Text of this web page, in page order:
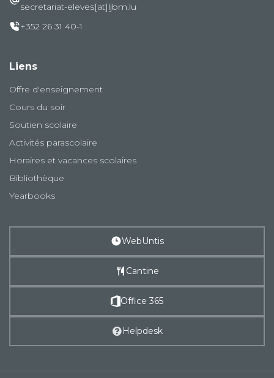
secretariat-eleves[at]ljbm.lu
+352 26 31 40-1
Liens
Offre d'enseignement
Cours du soir
Soutien scolaire
Activités parascolaire
Horaires et vacances scolaires
Bibliothèque
Yearbooks
WebUntis
Cantine
Office 365
Helpdesk